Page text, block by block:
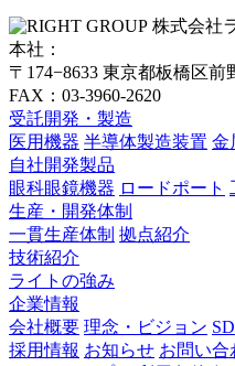
株式会社
本社：
〒174−8633 東京都板橋区前
FAX：03-3960-2620
受託開発・製造
医用機器 半導体製造装置 金
自社開発製品
眼科眼鏡機器 ロードポート
生産・開発体制
一貫生産体制 拠点紹介
技術紹介
ライトの強み
企業情報
会社概要 理念・ビジョン
採用情報 お知らせ お問い合